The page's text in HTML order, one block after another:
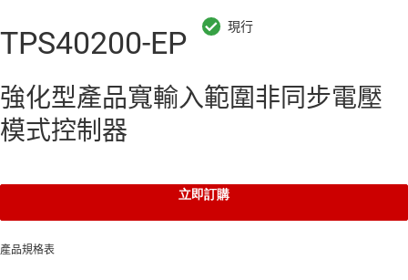
TPS40200-EP
強化型產品寬輸入範圍非同步電壓
模式控制器
立即訂購
產品規格表